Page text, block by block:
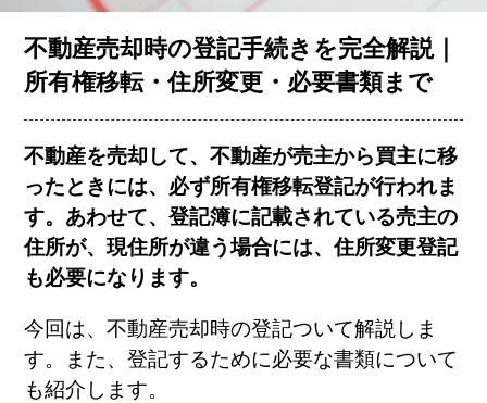
お客様の声
コラム一覧
会社概要
簡単査定 売却相談
不動産売却時の登記手続きを完全解説｜
所有権移転・住所変更・必要書類まで
不動産を売却して、不動産が売主から買主に移
ったときには、必ず所有権移転登記が行われま
す。あわせて、登記簿に記載されている売主の
住所が、現住所が違う場合には、住所変更登記
も必要になります。
今回は、不動産売却時の登記ついて解説しま
す。また、登記するために必要な書類について
も紹介します。